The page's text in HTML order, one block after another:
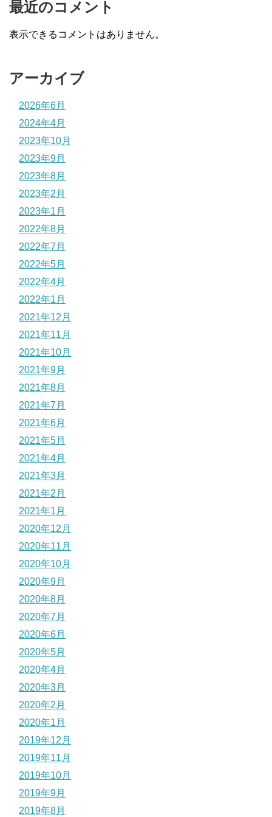
最近のコメント
表示できるコメントはありません。
アーカイブ
2026年6月
2024年4月
2023年10月
2023年9月
2023年8月
2023年2月
2023年1月
2022年8月
2022年7月
2022年5月
2022年4月
2022年1月
2021年12月
2021年11月
2021年10月
2021年9月
2021年8月
2021年7月
2021年6月
2021年5月
2021年4月
2021年3月
2021年2月
2021年1月
2020年12月
2020年11月
2020年10月
2020年9月
2020年8月
2020年7月
2020年6月
2020年5月
2020年4月
2020年3月
2020年2月
2020年1月
2019年12月
2019年11月
2019年10月
2019年9月
2019年8月